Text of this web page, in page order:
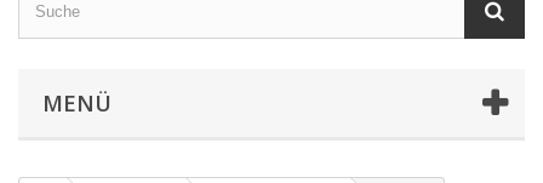
MENÜ